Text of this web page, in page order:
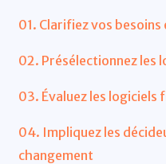
01. Clarifiez vos
02. Présélectionnez les
03. Évaluez les
04. Impliquez les
changement